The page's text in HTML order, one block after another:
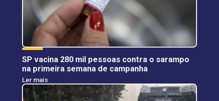
SP vacina 280 mil pessoas contra o sarampo
na primeira semana de campanha
Ler mais